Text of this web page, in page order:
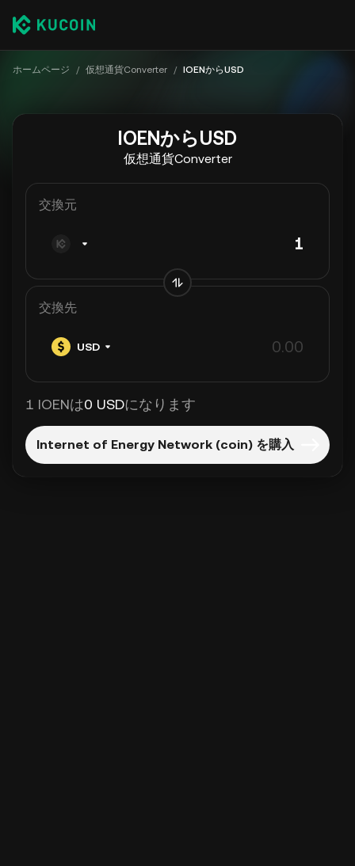
ホームページ / 仮想通貨Converter / IOENからUSD
IOENからUSD
仮想通貨Converter
交換元
交換先
USD
1 IOENは0 USDになります
Internet of Energy Network (coin) を購入